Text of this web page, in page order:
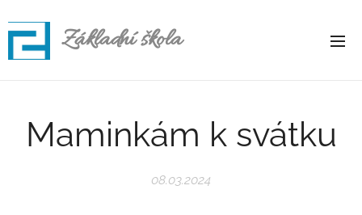
Základní škola
Maminkám k svátku
08.03.2024